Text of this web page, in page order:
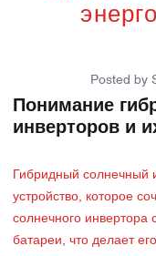
Posted by
Понимание
инверторов и
Гибридный солнечный
устройство, которое
солнечного инвертора
батареи, что делает